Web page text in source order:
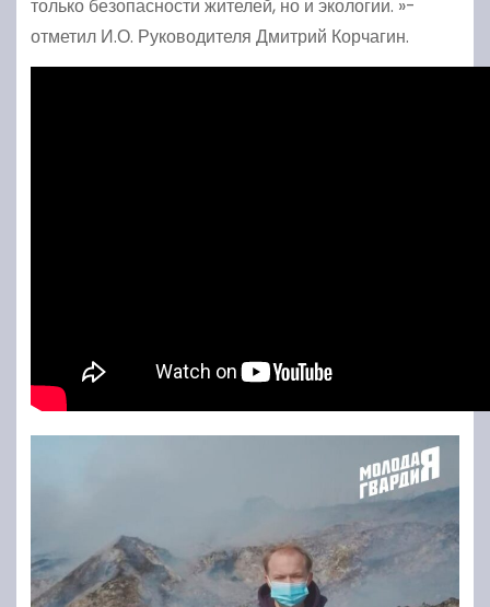
только безопасности жителей, но и экологии. »-
отметил И.О. Руководителя Дмитрий Корчагин.